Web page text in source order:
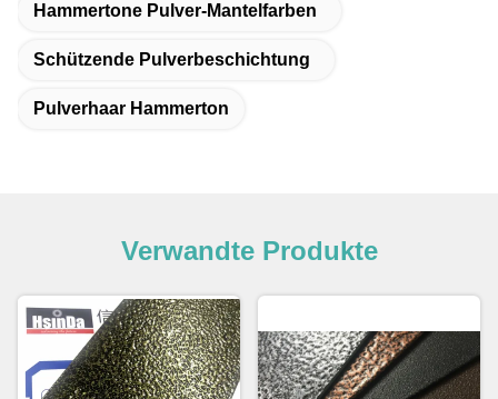
Hammertone Pulver-Mantelfarben
Schützende Pulverbeschichtung
Pulverhaar Hammerton
Verwandte Produkte